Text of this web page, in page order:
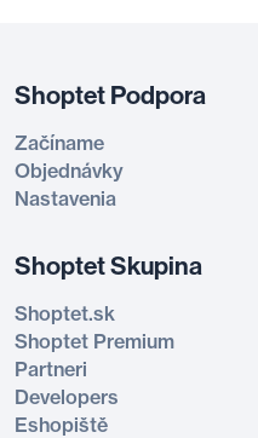
Shoptet Podpora
Začíname
Objednávky
Nastavenia
Shoptet Skupina
Shoptet.sk
Shoptet Premium
Partneri
Developers
Eshopiště